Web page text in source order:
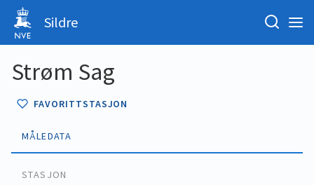
Sildre
Strøm Sag
FAVORITTSTASJON
MÅLEDATA
STASJON